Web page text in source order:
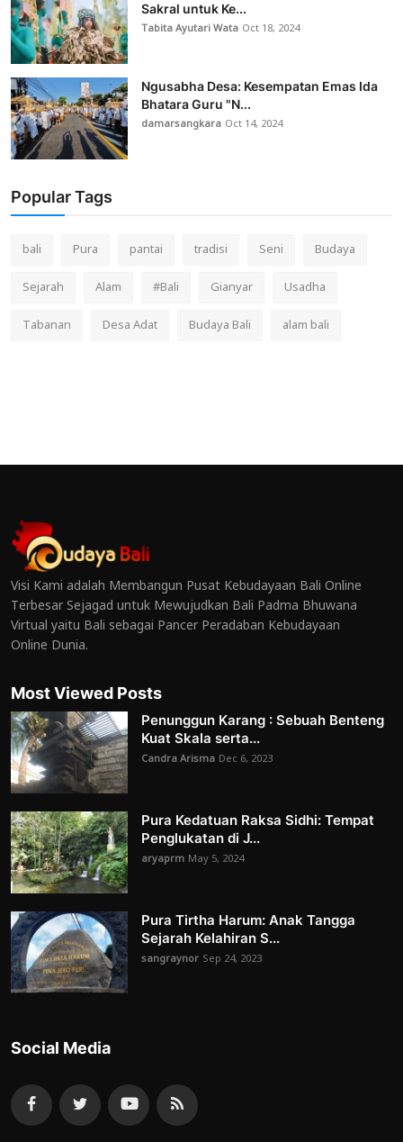
Sakral untuk Ke...
Tabita Ayutari Wata Oct 18, 2024
Ngusabha Desa: Kesempatan Emas Ida
Bhatara Guru "N...
damarsangkara Oct 14, 2024
Popular Tags
bali Pura pantai tradisi Seni
Budaya
Sejarah
Alam #Bali Gianyar
Usadha
Tabanan
Desa Adat Budaya Bali alam bali
Visi Kami adalah Membangun Pusat Kebudayaan Bali Online
Terbesar Sejagad untuk Mewujudkan Bali Padma Bhuwana
Virtual yaitu Bali sebagai Pancer Peradaban Kebudayaan
Online Dunia.
Most Viewed Posts
Penunggun Karang : Sebuah Benteng
Kuat Skala serta...
Candra Arisma Dec 6, 2023
Pura Kedatuan Raksa Sidhi: Tempat
Penglukatan di J...
aryaprm May 5, 2024
Pura Tirtha Harum: Anak Tangga
Sejarah Kelahiran S...
sangraynor Sep 24, 2023
Social Media